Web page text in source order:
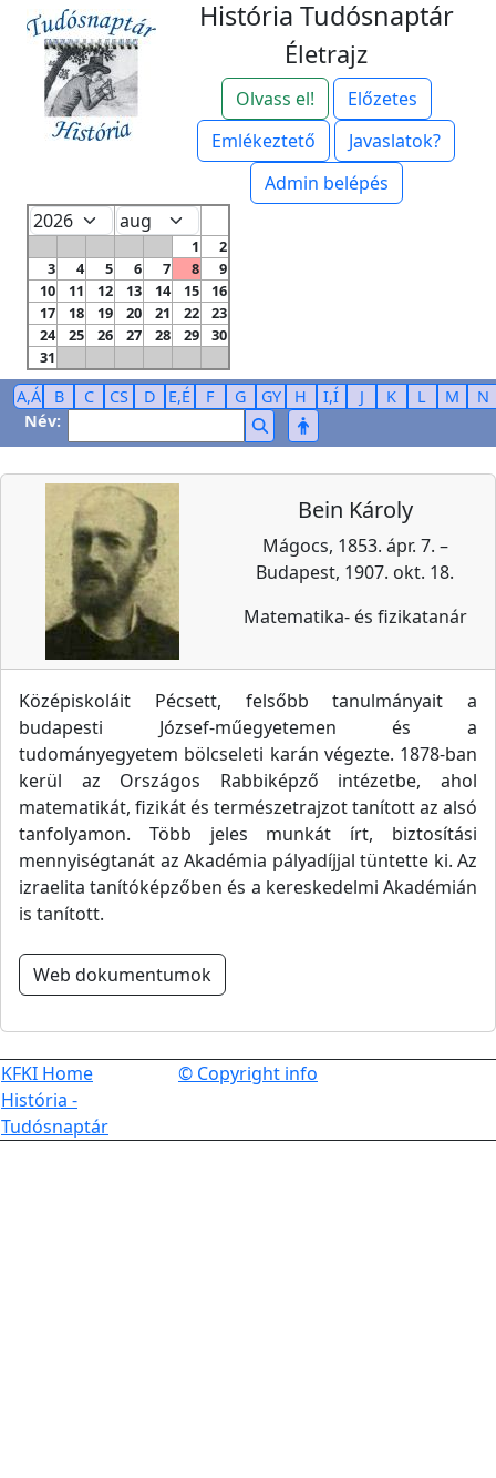
História Tudósnaptár
Életrajz
Olvass el!
Előzetes
Emlékeztető
Javaslatok?
Admin belépés
1
2
3
4 5 6 7 8
9
10
11 12 13 14 15
16
17
18 19 20 21 22
23
24
25 26 27 28 29
30
31
A,Á B C CS D E,É F G GY H I,Í J K L M
N
Név:
Bein Károly
Mágocs, 1853. ápr. 7. –
Budapest, 1907. okt. 18.
Matematika- és fizikatanár
Középiskoláit Pécsett, felsőbb tanulmányait a
budapesti József-műegyetemen és a
tudományegyetem bölcseleti karán végezte. 1878-ban
kerül az Országos Rabbiképző intézetbe, ahol
matematikát, fizikát és természetrajzot tanított az alsó
tanfolyamon. Több jeles munkát írt, biztosítási
mennyiségtanát az Akadémia pályadíjjal tüntette ki. Az
izraelita tanítóképzőben és a kereskedelmi Akadémián
is tanított.
Web dokumentumok
KFKI Home
História -
Tudósnaptár
© Copyright info